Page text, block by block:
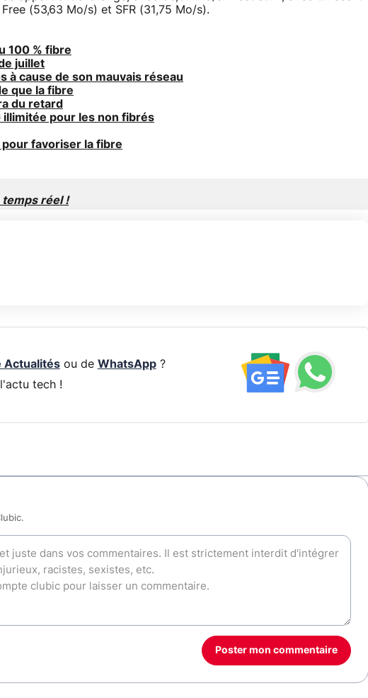
(53,63 Mo/s) et SFR (31,75 Mo/s).
100 % fibre
juillet
à cause de son mauvais réseau
que la fibre
du retard
illimitée pour les non fibrés
pour favoriser la fibre
temps réel !
Actualitésou de WhatsApp?
tech !
Poster mon commentaire